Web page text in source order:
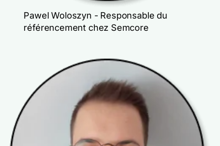
Pawel Woloszyn - Responsable du
référencement chez Semcore